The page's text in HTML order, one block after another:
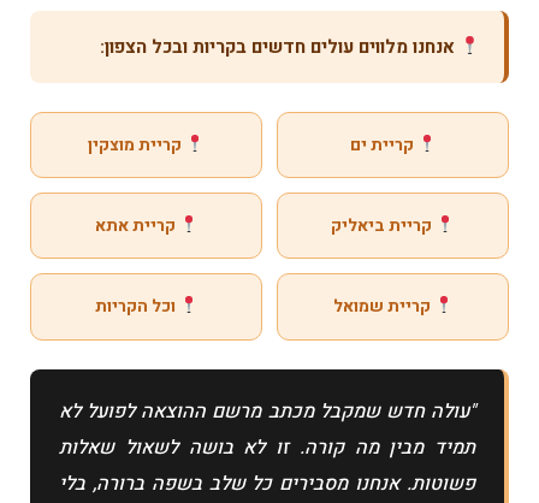
אנחנו מלווים עולים חדשים בקריות ובכל הצפון:
קריית ים קריית מוצקין
קריית ביאליק קריית אתא
קריית שמואל וכל הקריות
"עולה חדש שמקבל מכתב מרשם ההוצאה לפועל לא
תמיד מבין מה קורה. זו לא בושה לשאול שאלות
פשוטות. אנחנו מסבירים כל שלב בשפה ברורה, בלי